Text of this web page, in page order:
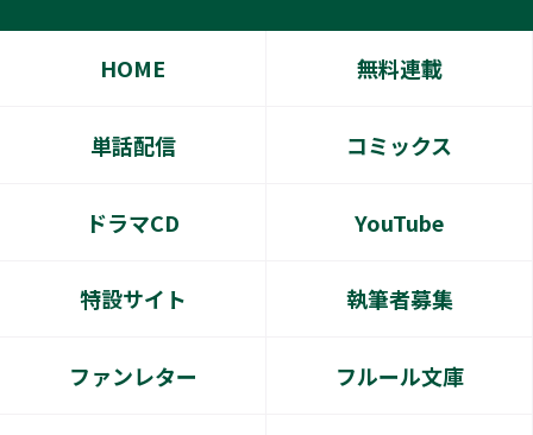
HOME 無料連載
単話配信 コミックス
ドラマCD YouTube
特設サイト 執筆者募集
ファンレター フルール文庫